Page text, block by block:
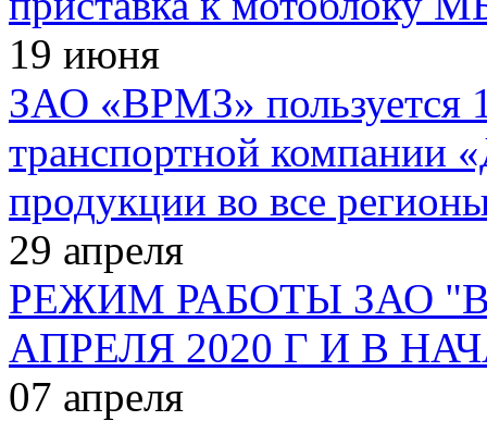
19 июня
ЗАО «ВРМЗ» пользуется
транспортной компании
продукции во все
29 апреля
РЕЖИМ РАБОТЫ ЗАО
АПРЕЛЯ 2020 Г И В
07 апреля